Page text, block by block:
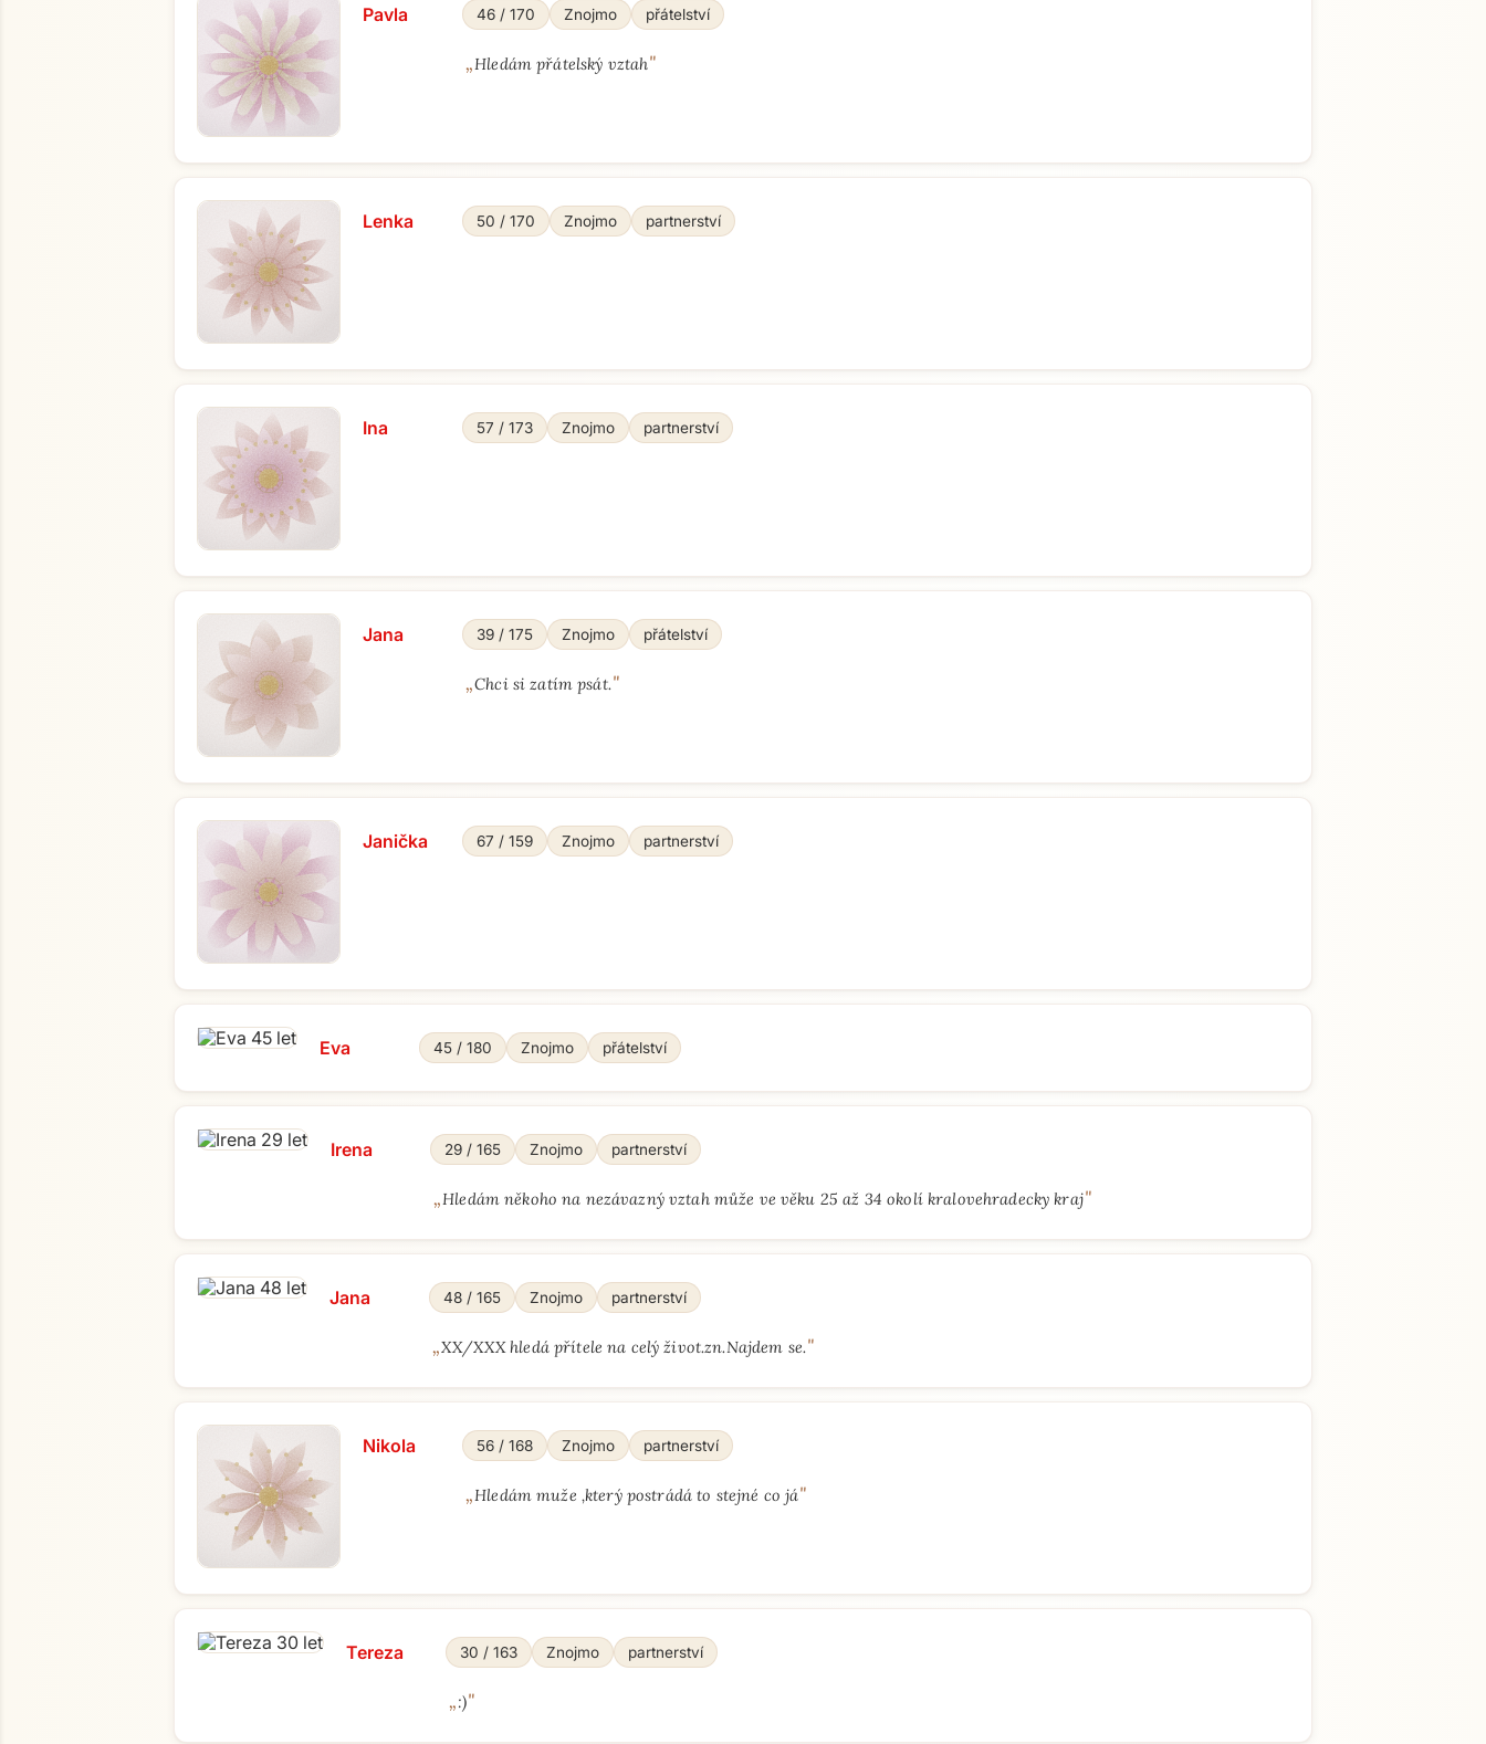
Pavla 46 / 170 Znojmo přátelství
„Hledám přátelský vztah"
Lenka 50 / 170 Znojmo partnerství
Ina 57 / 173 Znojmo partnerství
Jana 39 / 175 Znojmo přátelství
„Chci si zatím psát."
Janička 67 / 159 Znojmo partnerství
Eva 45 / 180 Znojmo přátelství
Irena 29 / 165 Znojmo partnerství
„Hledám někoho na nezávazný vztah může ve věku 25 až 34 okolí kralovehradecky kraj"
Jana 48 / 165 Znojmo partnerství
„XX/XXX hledá přítele na celý život.zn.Najdem se."
Nikola 56 / 168 Znojmo partnerství
„Hledám muže ,který postrádá to stejné co já"
Tereza 30 / 163 Znojmo partnerství
„:)"